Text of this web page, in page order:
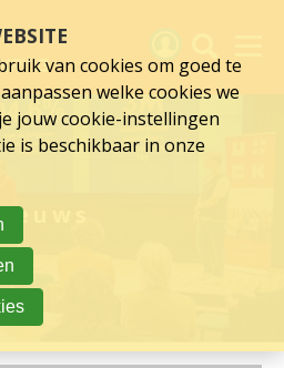
Activiteiten
Nieuws
Verslagen
Sluit je aan
Over UCK
van cookies om goed te
welke cookies we
jouw cookie-instellingen
is beschikbaar in onze